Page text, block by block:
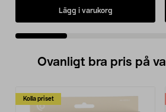
Lägg i varukorg
Ovanligt bra pris på
Kolla priset